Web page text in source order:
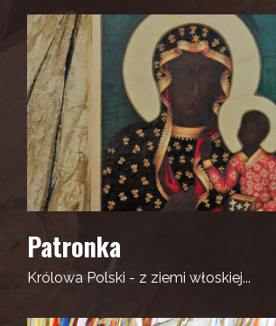
Patronka
Królowa Polski - z ziemi włoskiej...